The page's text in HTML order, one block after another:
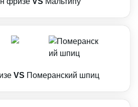
VS Померанский шпиц